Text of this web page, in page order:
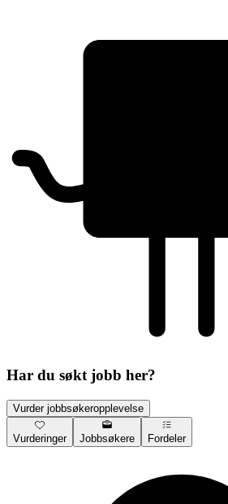
Har du søkt jobb her?
Vurder jobbsøkeropplevelse
Vurderinger Jobbsøkere Fordeler